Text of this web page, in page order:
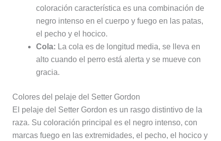
coloración característica es una combinación de
negro intenso en el cuerpo y fuego en las patas,
el pecho y el hocico.
Cola: La cola es de longitud media, se lleva en
alto cuando el perro está alerta y se mueve con
gracia.
Colores del pelaje del Setter Gordon
El pelaje del Setter Gordon es un rasgo distintivo de la
raza. Su coloración principal es el negro intenso, con
marcas fuego en las extremidades, el pecho, el hocico y